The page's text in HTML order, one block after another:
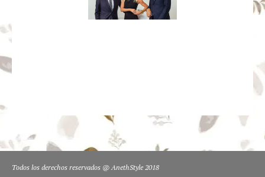
Todos los derechos reservados @ AnethStyle 2018